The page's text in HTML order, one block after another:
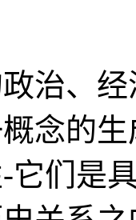
治、
念的
它们是